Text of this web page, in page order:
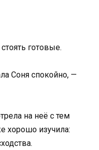
готовые.
Соня спокойно, —
на неё с тем
хорошо изучила: